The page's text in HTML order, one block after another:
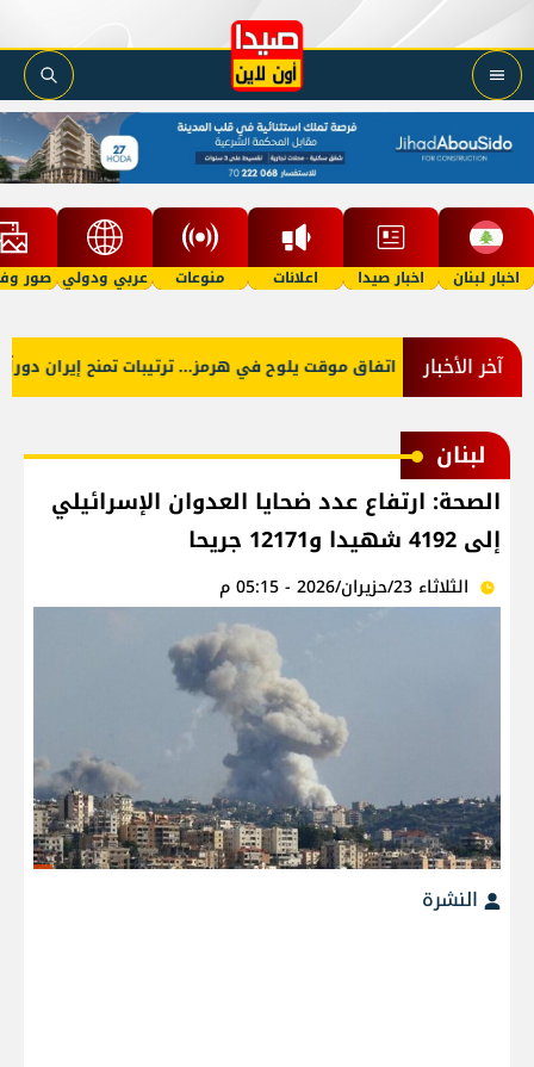
اخبار لبنان اخبار صيدا اعلانات منوعات عربي ودولي صور
آخر الأخبار اتفاق موقت يلوح في هرمز... ترتيبات تمنح إيران
لبنان
الصحة: ارتفاع عدد ضحايا العدوان الإسرائيلي
إلى 4192 شهيدا و12171 جريحا
الثلاثاء 23/حزيران/2026 - 05:15 م
النشرة